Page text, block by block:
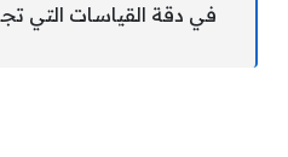
في دقة القياسات التي